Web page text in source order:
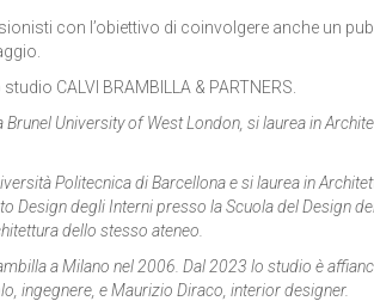
con l’obiettivo di coinvolgere anche un
CALVI BRAMBILLA & PARTNERS.
University of West London, si laurea in
Politecnica di Barcellona e si laurea in
Design degli Interni presso la Scuola del Design
dello stesso ateneo.
a Milano nel 2006. Dal 2023 lo studio è
ingegnere, e Maurizio Diraco, interior designer.